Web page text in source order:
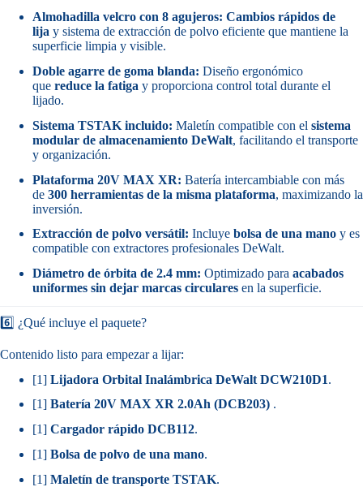
Almohadilla velcro con 8 agujeros: Cambios rápidos de
lija y sistema de extracción de polvo eficiente que mantiene la
superficie limpia y visible.
Doble agarre de goma blanda: Diseño ergonómico
que reduce la fatiga y proporciona control total durante el
lijado.
Sistema TSTAK incluido: Maletín compatible con el sistema
modular de almacenamiento DeWalt, facilitando el transporte
y organización.
Plataforma 20V MAX XR: Batería intercambiable con más
de 300 herramientas de la misma plataforma, maximizando la
inversión.
Extracción de polvo versátil: Incluye bolsa de una mano y es
compatible con extractores profesionales DeWalt.
Diámetro de órbita de 2.4 mm: Optimizado para acabados
uniformes sin dejar marcas circulares en la superficie.
6️⃣ ¿Qué incluye el paquete?
Contenido listo para empezar a lijar:
[1] Lijadora Orbital Inalámbrica DeWalt DCW210D1.
[1] Batería 20V MAX XR 2.0Ah (DCB203) .
[1] Cargador rápido DCB112.
[1] Bolsa de polvo de una mano.
[1] Maletín de transporte TSTAK.